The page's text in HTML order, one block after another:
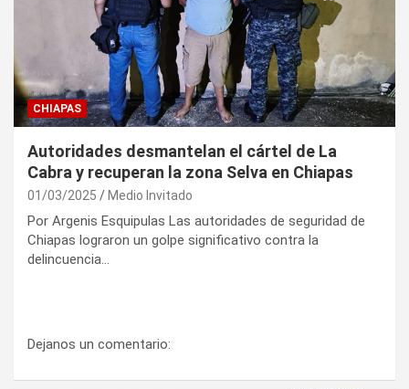
CHIAPAS
Autoridades desmantelan el cártel de La
Cabra y recuperan la zona Selva en Chiapas
01/03/2025 Medio Invitado
Por Argenis Esquipulas Las autoridades de seguridad de
Chiapas lograron un golpe significativo contra la
delincuencia…
Dejanos un comentario: